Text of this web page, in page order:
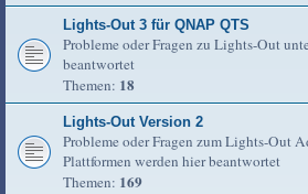
Lights-Out 3 für QNAP QTS
Probleme oder Fragen zu Lights-Out
beantwortet
Themen: 18
Lights-Out Version 2
Probleme oder Fragen zum Lights-Out
Plattformen werden hier beantwortet
Themen: 169